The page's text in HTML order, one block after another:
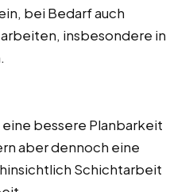
bei Bedarf auch
insbesondere in
bessere Planbarkeit
aber dennoch eine
Schichtarbeit